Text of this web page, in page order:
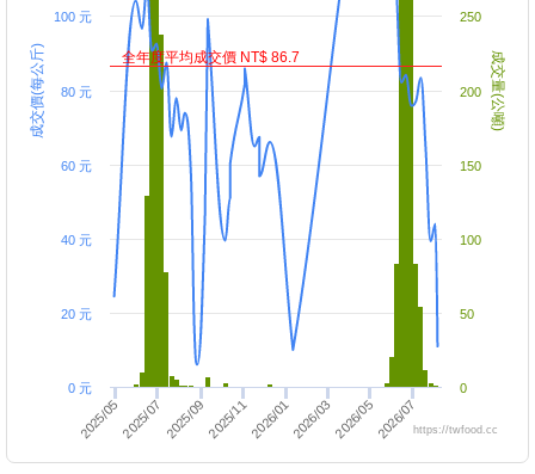
成交價(每公斤) 成交量(公噸)
2025/052025/072025/092025/112026/012026/032026/052026/07
0 元
20 元
40 元
60 元
80 元
100 元
0
50
100
150
200
250
https://twfood.cc
全年度平均成交價 NT$ 86.7